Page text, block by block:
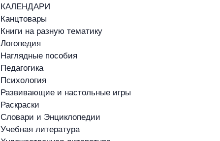
КАЛЕНДАРИ
Канцтовары
Книги на разную тематику
Логопедия
Наглядные пособия
Педагогика
Психология
Развивающие и настольные игры
Раскраски
Словари и Энциклопедии
Учебная литература